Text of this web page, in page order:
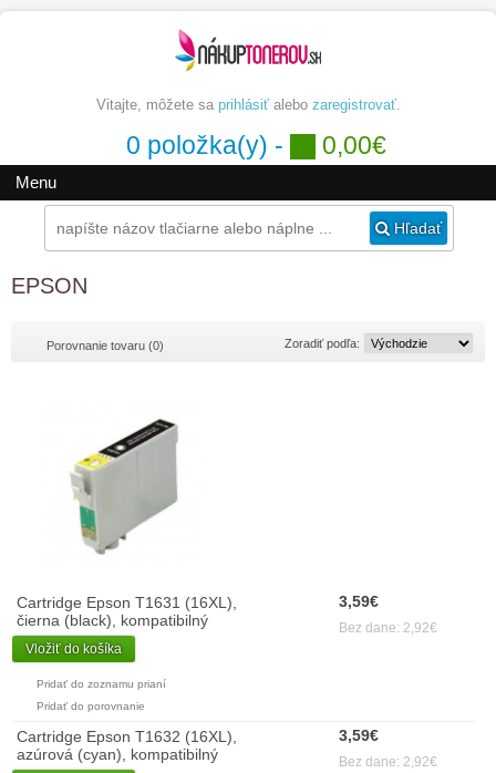
Vitajte, môžete sa prihlásiťalebo zaregistrovať.
0 položka(y) - 0,00€
Hľadať
Menu
EPSON
Porovnanie tovaru (0) Zoradiť podľa:
Cartridge Epson T1631 (16XL),
čierna (black), kompatibilný
3,59€
Bez dane: 2,92€
Vložiť do košíka
Pridať do zoznamu prianí
Pridať do porovnanie
Cartridge Epson T1632 (16XL),
azúrová (cyan), kompatibilný
3,59€
Bez dane: 2,92€